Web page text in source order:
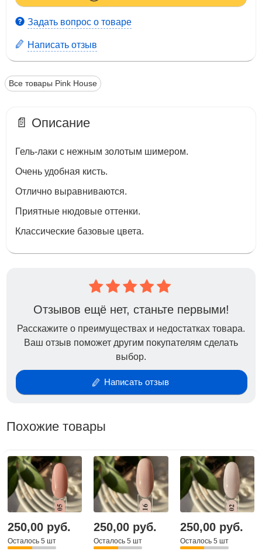
Задать вопрос о товаре
Написать отзыв
Все товары Pink House
📄 Описание
Гель-лаки с нежным золотым шимером.
Очень удобная кисть.
Отлично выравниваются.
Приятные нюдовые оттенки.
Классические базовые цвета.
Отзывов ещё нет, станьте первыми!
Расскажите о преимуществах и недостатках товара.
Ваш отзыв поможет другим покупателям сделать
выбор.
Написать отзыв
Похожие товары
250,00 руб.
Осталось 5 шт
250,00 руб.
Осталось 5 шт
250,00 руб.
Осталось 5 шт